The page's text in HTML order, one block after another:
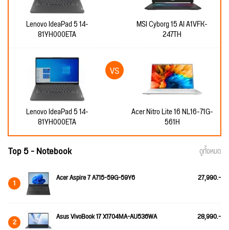
Lenovo IdeaPad 5 14-
81YH000ETA
MSI Cyborg 15 AI A1VFK-
247TH
Lenovo IdeaPad 5 14-
81YH000ETA
Acer Nitro Lite 16 NL16-71G-
561H
Top 5 - Notebook ดูทั้งหมด
1 Acer Aspire 7 A715-59G-59Y6 27,990.-
2 Asus VivoBook 17 X1704MA-AU536WA 28,990.-